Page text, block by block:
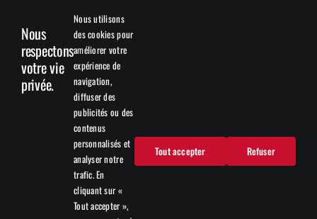
Formulaires
Demande de crédit
Suivre Top Bedding
Nous
respectons
votre vie
privée.
Nous utilisons
des cookies pour
améliorer votre
expérience de
navigation,
diffuser des
publicités ou des
contenus
personnalisés et
analyser notre
trafic. En
cliquant sur «
Tout accepter »,
Tout accepter Refuser